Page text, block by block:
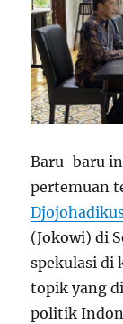
Baru-baru
pertemuan
(Jokowi) di
spekulasi di
topik yang
politik